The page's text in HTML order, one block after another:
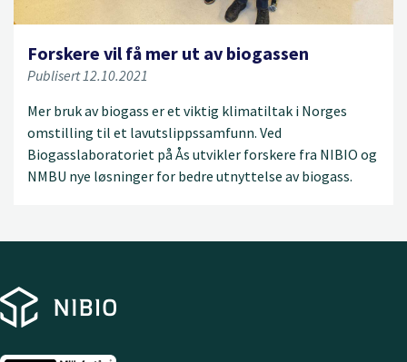
Forskere vil få mer ut av biogassen
Publisert 12.10.2021
Mer bruk av biogass er et viktig klimatiltak i Norges
omstilling til et lavutslippssamfunn. Ved
Biogasslaboratoriet på Ås utvikler forskere fra NIBIO og
NMBU nye løsninger for bedre utnyttelse av biogass.